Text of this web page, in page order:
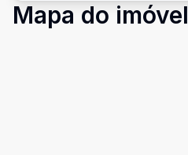
Mapa do imóvel